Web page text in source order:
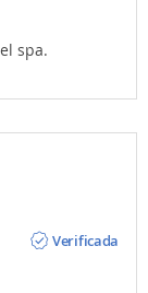
spa.
Verificada